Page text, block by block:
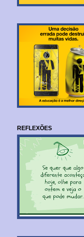
REFLEXÕES